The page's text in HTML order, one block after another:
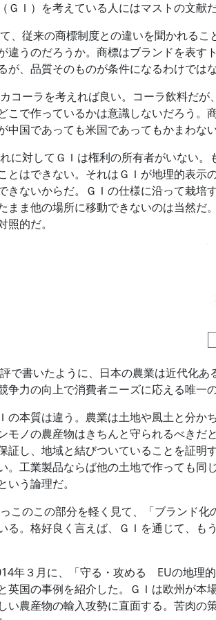
ＧＩ）を考えている人にはマストの文献
、従来の商標制度との違いを聞かれるこ
違うのだろうか。商標はブランドを表す
が、品質そのものが条件になるわけでは
コーラを考えれば良い。コーラ飲料だが
こで作っているかは意識しないだろう。
中国であっても米国であってもかまわない
に対してＧＩは権利の所有者がいない。
とはできない。それはＧＩが地理的表示
きないからだ。ＧＩの仕様に沿って栽培
まま他の場所に移動できないのは当然
照的だ。
で書いたように、日本の農業は近代化あ
争力の向上で消費者ニーズに応える唯一
の本質は違う。農業は土地や風土と分か
モノの農産物はきちんと守られるべきだ
証し、地域と結びついていることを証明
。工業製品ならば他の土地で作っても同
いう論理だ。
このこの部分を軽く見て、「ブランド化
る。格好良く言えば、ＧＩを通じて、も
年３月に、「守る・攻める EUの地理
英国の事例を紹介した。ＧＩは欧州が本
い農産物の輸入攻勢に直面する。苦肉の